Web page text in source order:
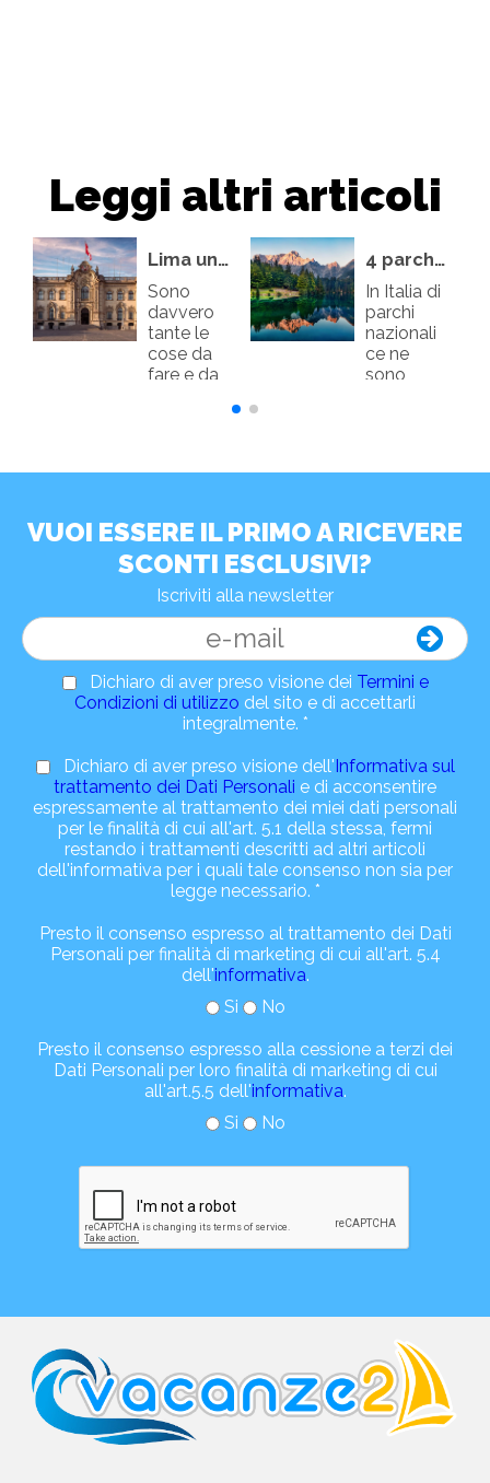
Leggi altri articoli
Lima un viaggio nella storia dell'America del sud
Sono
davvero
tante le
cose da
fare e da
4 parchi nazionali italiani per weekend
In Italia di
parchi
nazionali
ce ne
sono
VUOI ESSERE IL PRIMO A RICEVERE
SCONTI ESCLUSIVI?
Iscriviti alla newsletter
Dichiaro di aver preso visione dei Termini e
Condizioni di utilizzo del sito e di accettarli
integralmente. *
Dichiaro di aver preso visione dell'Informativa sul
trattamento dei Dati Personali e di acconsentire
espressamente al trattamento dei miei dati personali
per le finalità di cui all'art. 5.1 della stessa, fermi
restando i trattamenti descritti ad altri articoli
dell'informativa per i quali tale consenso non sia per
legge necessario. *
Presto il consenso espresso al trattamento dei Dati
Personali per finalità di marketing di cui all'art. 5.4
dell'informativa.
Si
No
Presto il consenso espresso alla cessione a terzi dei
Dati Personali per loro finalità di marketing di cui
all'art.5.5 dell'informativa.
Si
No